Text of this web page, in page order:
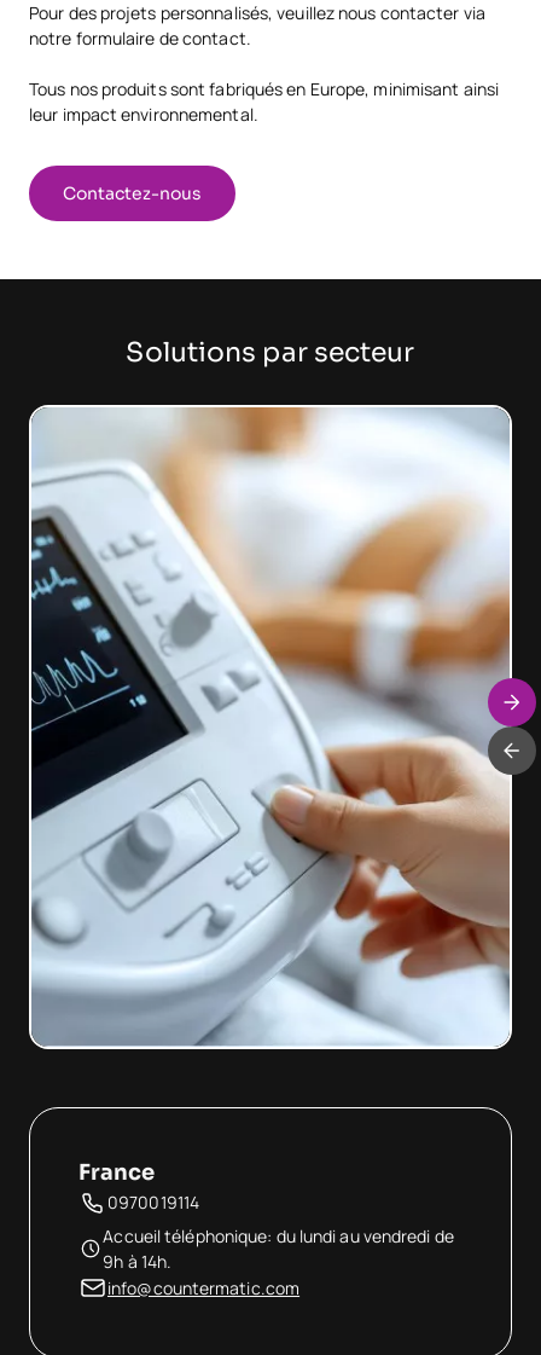
Pour des projets personnalisés, veuillez nous contacter via
notre formulaire de contact.
Tous nos produits sont fabriqués en Europe, minimisant ainsi
leur impact environnemental.
Contactez-nous
Solutions par secteur
France
0970019114
Accueil téléphonique: du lundi au vendredi de
9h à 14h.
info@countermatic.com